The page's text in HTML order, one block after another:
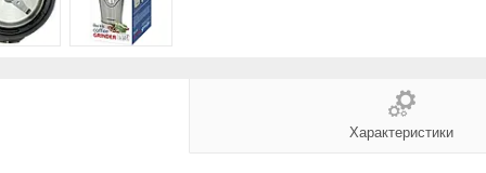
Характеристики